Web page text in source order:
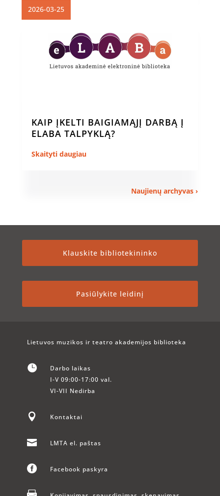
KAIP ĮKELTI BAIGIAMĄJĮ DARBĄ Į
ELABA TALPYKLĄ?
2026-03-25
Skaityti daugiau
Naujienų archyvas ›
Klauskite bibliotekininko
Pasiūlykite leidinį
Lietuvos muzikos ir teatro akademijos biblioteka

Darbo laikas
I-V 09:00-17:00 val.
VI-VII Nedirba
 Kontaktai
 LMTA el. paštas
 Facebook paskyra